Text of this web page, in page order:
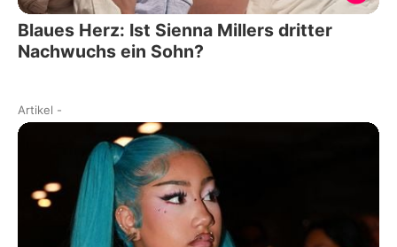
Blaues Herz: Ist Sienna Millers dritter
Nachwuchs ein Sohn?
Artikel -